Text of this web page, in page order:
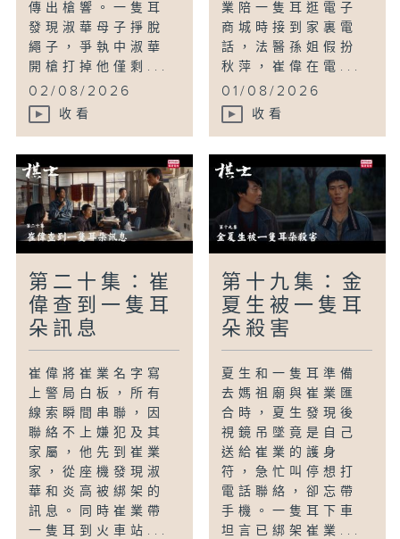
傳出槍響。一隻耳
發現淑華母子掙脫
繩子，爭執中淑華
開槍打掉他僅剩...
02/08/2026
收看
業陪一隻耳逛電子
商城時接到家裏電
話，法醫孫姐假扮
秋萍，崔偉在電...
01/08/2026
收看
第二十集：崔
偉查到一隻耳
朵訊息
崔偉將崔業名字寫
上警局白板，所有
線索瞬間串聯，因
聯絡不上嫌犯及其
家屬，他先到崔業
家，從座機發現淑
華和炎高被綁架的
訊息。同時崔業帶
一隻耳到火車站...
第十九集：金
夏生被一隻耳
朵殺害
夏生和一隻耳準備
去媽祖廟與崔業匯
合時，夏生發現後
視鏡吊墜竟是自己
送給崔業的護身
符，急忙叫停想打
電話聯絡，卻忘帶
手機。一隻耳下車
坦言已綁架崔業...